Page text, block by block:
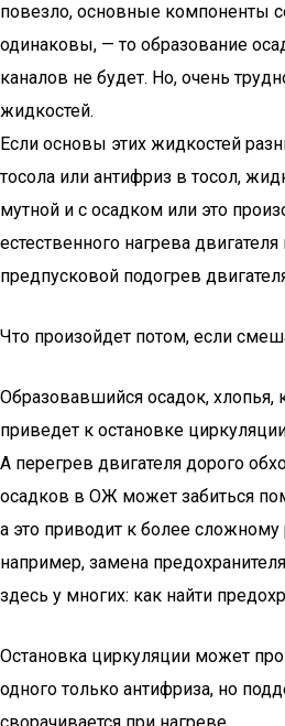
повезло, основные компоненты
одинаковы, — то образование
каналов не будет. Но, очень
жидкостей.
Если основы этих жидкостей
тосола или антифриз в тосол,
мутной и с осадком или это
естественного нагрева
предпусковой подогрев
Что произойдет потом, если
Образовавшийся осадок, хлопья,
приведет к остановке
А перегрев двигателя дорого
осадков в ОЖ может забиться
а это приводит к более
например, замена
здесь у многих: как найти
Остановка циркуляции может
одного только антифриза, но